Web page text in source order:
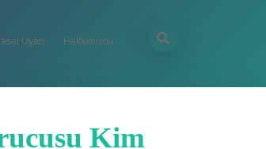
Uyarı Hakkımızda
Kim